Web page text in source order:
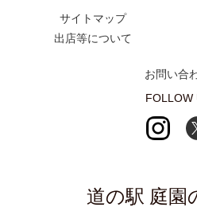
サイトマップ
出店等について
お問い合
FOLLOW
道の駅 庭園